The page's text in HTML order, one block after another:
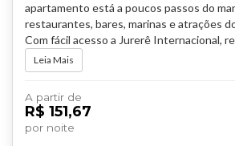
apartamento está a poucos passos do
restaurantes, bares, marinas e atrações
Com fácil acesso a Jurerê Internacional,
Leia Mais
A partir de
R$ 151,67
por noite